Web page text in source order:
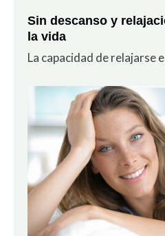
Sin descanso y
la vida
La capacidad de relajarse